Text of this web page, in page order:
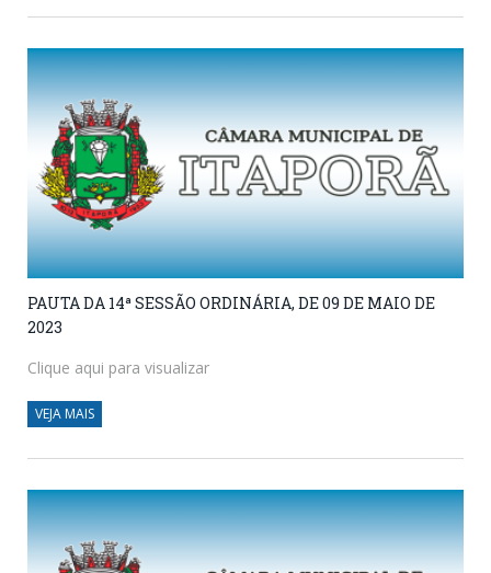
PAUTA DA 14ª SESSÃO ORDINÁRIA, DE 09 DE MAIO DE
2023
Clique aqui para visualizar
VEJA MAIS